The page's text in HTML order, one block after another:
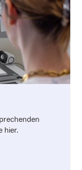
hier.